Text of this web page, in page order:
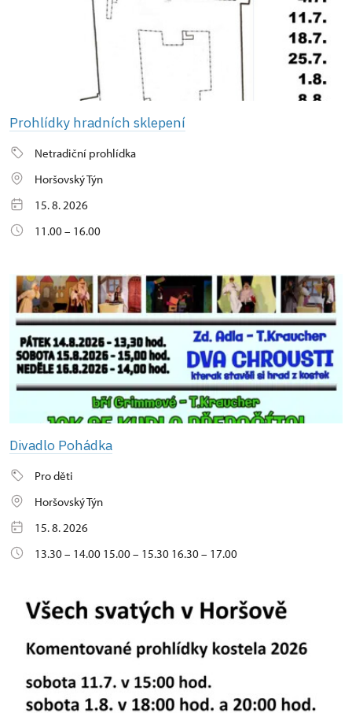
Prohlídky hradních sklepení
Netradiční prohlídka
Horšovský Týn
15. 8. 2026
11.00 – 16.00
Divadlo Pohádka
Pro děti
Horšovský Týn
15. 8. 2026
13.30 – 14.00 15.00 – 15.30 16.30 – 17.00